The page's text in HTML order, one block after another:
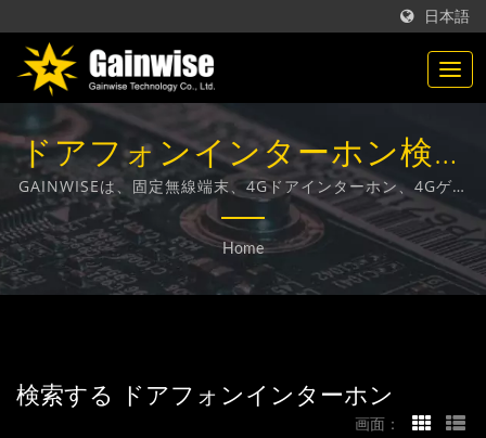
日本語
ドアフォンインターホン検索
済み | 台湾製の通信製品メー
カー | Gainwise Technology
Co., Ltd.
GAINWISEは、固定無線端末、4Gドアインターホン、4Gゲー
トオープナー、4G煙感知器の設計、開発、製造に特化したメ
ーカーおよび輸出業者です。
Home
検索する ドアフォンインターホン
画面：